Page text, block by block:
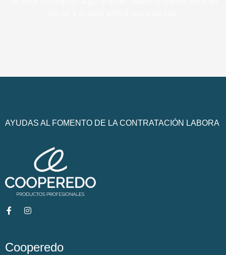
AYUDAS AL FOMENTO DE LA CONTRATACIÓN LABORA
Cooperedo